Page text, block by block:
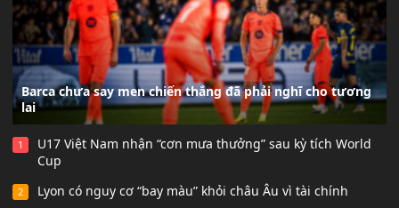
Barca chưa say men chiến thắng đã phải nghĩ cho tương
lai
1
U17 Việt Nam nhận “cơn mưa thưởng” sau kỳ tích World
Cup
2 Lyon có nguy cơ “bay màu” khỏi châu Âu vì tài chính